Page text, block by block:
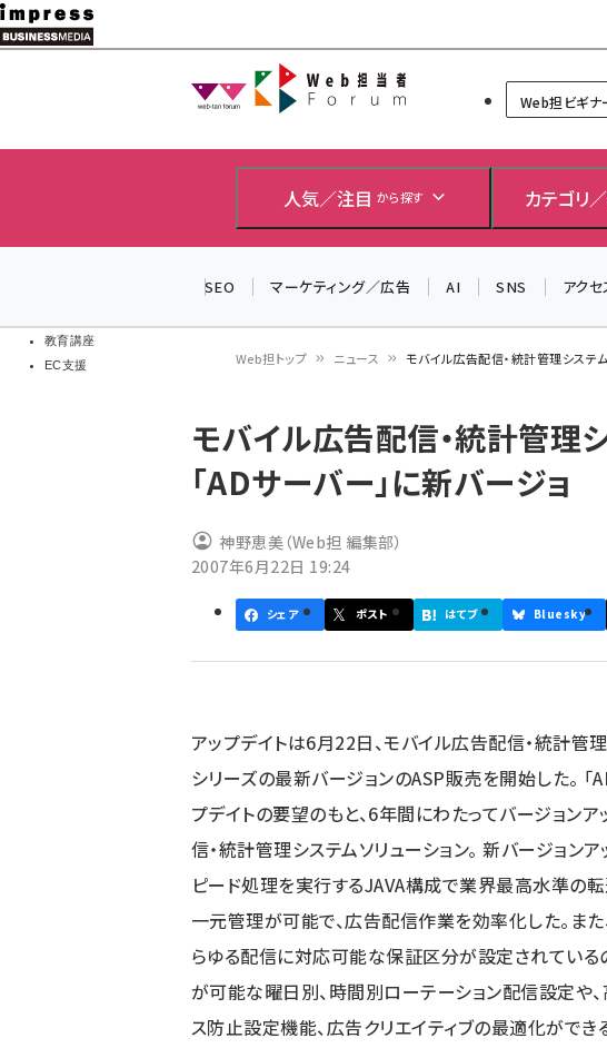
メ
イ
教育講座
EC支援
Web担当者Forum
Web担ビギナ
人気／注目 から探す カテゴリ
SEO マーケティング／広告 AI SNS アク
ン
く
ず
Web担トップ ニュース モバイル広告配信・統計管理システ
モバイル広告配信・統計管理
「ADサーバー」に新バージョ
神野恵美（Web担 編集部）
2007年6月22日 19:24
シェア ポスト はてブ Bluesky
アップデイトは6月22日、モバイル広告配信・統計管
シリーズの最新バージョンのASP販売を開始した。 「
プデイトの要望のもと、6年間にわたってバージョン
信・統計管理システムソリューション。 新バージョン
ピード処理を実行するJAVA構成で業界最高水準の転
一元管理が可能で、広告配信作業を効率化した。また
らゆる配信に対応可能な保証区分が設定されている
が可能な曜日別、時間別ローテーション配信設定や
ス防止設定機能、広告クリエイティブの最適化がで